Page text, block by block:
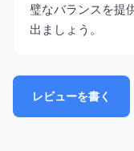
璧なバランスを提
出ましょう。
レビューを書く